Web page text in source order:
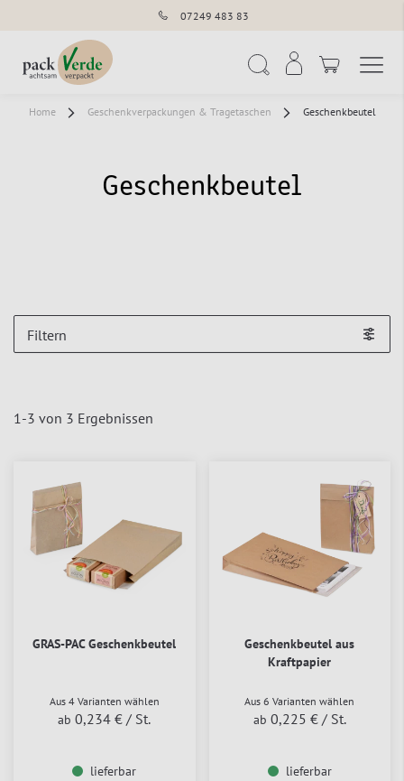
07249 483 83
Home Geschenkverpackungen & Tragetaschen Geschenkbeutel
Geschenkbeutel
1 -3 von 3 Ergebnissen
GRAS-PAC Geschenkbeutel
Aus 4 Varianten wählen
ab 0,234 € / St.
lieferbar
Geschenkbeutel aus
Kraftpapier
Aus 6 Varianten wählen
ab 0,225 € / St.
lieferbar
Filtern